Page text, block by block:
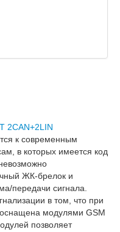
к современным
в которых имеется код
ЖК-брелок и
передачи сигнала.
в том, что при
модулями GSM
позволяет